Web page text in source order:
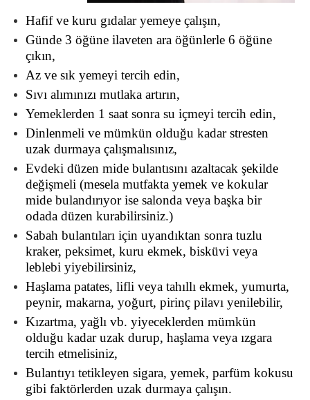
Hafif ve kuru gıdalar yemeye çalışın,
Günde 3 öğüne ilaveten ara öğünlerle 6 öğüne
çıkın,
Az ve sık yemeyi tercih edin,
Sıvı alımınızı mutlaka artırın,
Yemeklerden 1 saat sonra su içmeyi tercih edin,
Dinlenmeli ve mümkün olduğu kadar stresten
uzak durmaya çalışmalısınız,
Evdeki düzen mide bulantısını azaltacak şekilde
değişmeli (mesela mutfakta yemek ve kokular
mide bulandırıyor ise salonda veya başka bir
odada düzen kurabilirsiniz.)
Sabah bulantıları için uyandıktan sonra tuzlu
kraker, peksimet, kuru ekmek, bisküvi veya
leblebi yiyebilirsiniz,
Haşlama patates, lifli veya tahıllı ekmek, yumurta,
peynir, makarna, yoğurt, pirinç pilavı yenilebilir,
Kızartma, yağlı vb. yiyeceklerden mümkün
olduğu kadar uzak durup, haşlama veya ızgara
tercih etmelisiniz,
Bulantıyı tetikleyen sigara, yemek, parfüm kokusu
gibi faktörlerden uzak durmaya çalışın.